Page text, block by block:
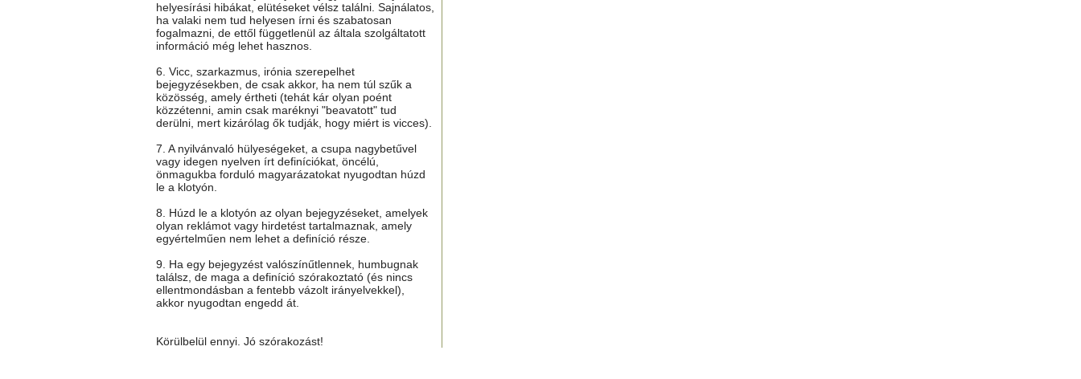
helyesírási hibákat, elütéseket vélsz találni. Sajnálatos,
ha valaki nem tud helyesen írni és szabatosan
fogalmazni, de ettől függetlenül az általa szolgáltatott
információ még lehet hasznos.
6. Vicc, szarkazmus, irónia szerepelhet
bejegyzésekben, de csak akkor, ha nem túl szűk a
közösség, amely értheti (tehát kár olyan poént
közzétenni, amin csak maréknyi "beavatott" tud
derülni, mert kizárólag ők tudják, hogy miért is vicces).
7. A nyilvánvaló hülyeségeket, a csupa nagybetűvel
vagy idegen nyelven írt definíciókat, öncélú,
önmagukba forduló magyarázatokat nyugodtan húzd
le a klotyón.
8. Húzd le a klotyón az olyan bejegyzéseket, amelyek
olyan reklámot vagy hirdetést tartalmaznak, amely
egyértelműen nem lehet a definíció része.
9. Ha egy bejegyzést valószínűtlennek, humbugnak
találsz, de maga a definíció szórakoztató (és nincs
ellentmondásban a fentebb vázolt irányelvekkel),
akkor nyugodtan engedd át.
Körülbelül ennyi. Jó szórakozást!